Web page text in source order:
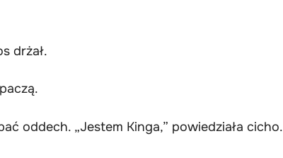
drżał.
oddech. „Jestem Kinga,” powiedziała cicho.